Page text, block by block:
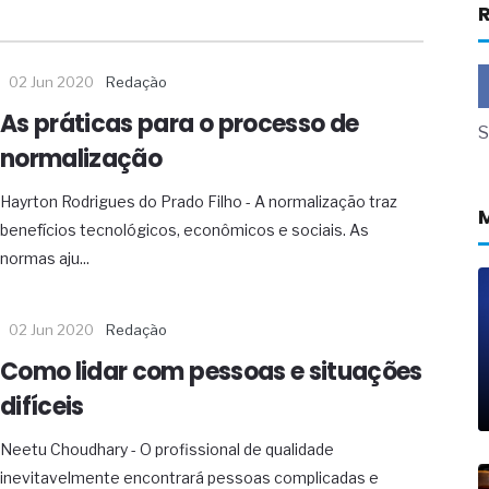
não está no modelo de IA
B2B e a venda complexa
dos fios, cabos e
com tipologia de giro para as
apenas reage aos problemas?
a frio in situ com emulsão
má-fé para tentar criar uma
ânus
de ovário
da fadiga crônica
cabelos ou calvície
o resultado positivo
em estruturas hidráulicas de
02 Jun 2020 Redação
As práticas para o processo de
normalização
Hayrton Rodrigues do Prado Filho - A normalização traz
benefícios tecnológicos, econômicos e sociais. As
normas aju...
02 Jun 2020 Redação
Como lidar com pessoas e situações
difíceis
Neetu Choudhary - O profissional de qualidade
inevitavelmente encontrará pessoas complicadas e